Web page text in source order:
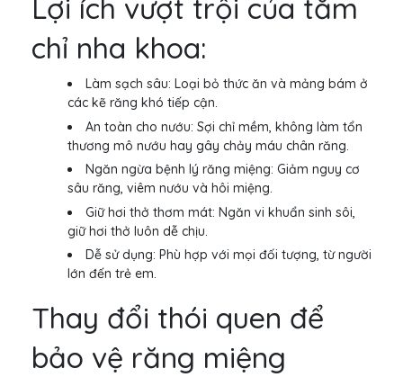
Lợi ích vượt trội của tăm
chỉ nha khoa:
Làm sạch sâu: Loại bỏ thức ăn và mảng bám ở
các kẽ răng khó tiếp cận.
An toàn cho nướu: Sợi chỉ mềm, không làm tổn
thương mô nướu hay gây chảy máu chân răng.
Ngăn ngừa bệnh lý răng miệng: Giảm nguy cơ
sâu răng, viêm nướu và hôi miệng.
Giữ hơi thở thơm mát: Ngăn vi khuẩn sinh sôi,
giữ hơi thở luôn dễ chịu.
Dễ sử dụng: Phù hợp với mọi đối tượng, từ người
lớn đến trẻ em.
Thay đổi thói quen để
bảo vệ răng miệng